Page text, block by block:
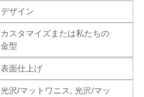
デザイン
カスタマイズまたは私たちの
金型
表面仕上げ
光沢/マットワニス, 光沢/マッ